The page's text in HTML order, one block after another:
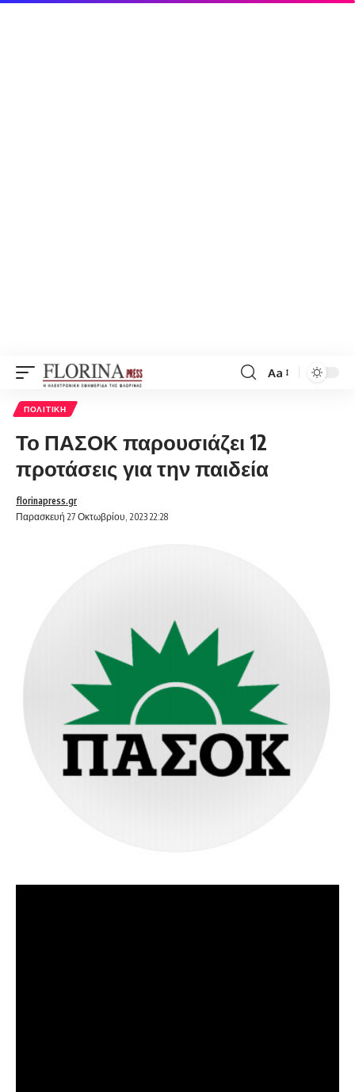
Font
Aa
ΠΟΛΙΤΙΚΉ
Το ΠΑΣΟΚ παρουσιάζει 12
προτάσεις για την παιδεία
Παρασκευή 27 Οκτωβρίου, 2023 22:28
florinapress.gr